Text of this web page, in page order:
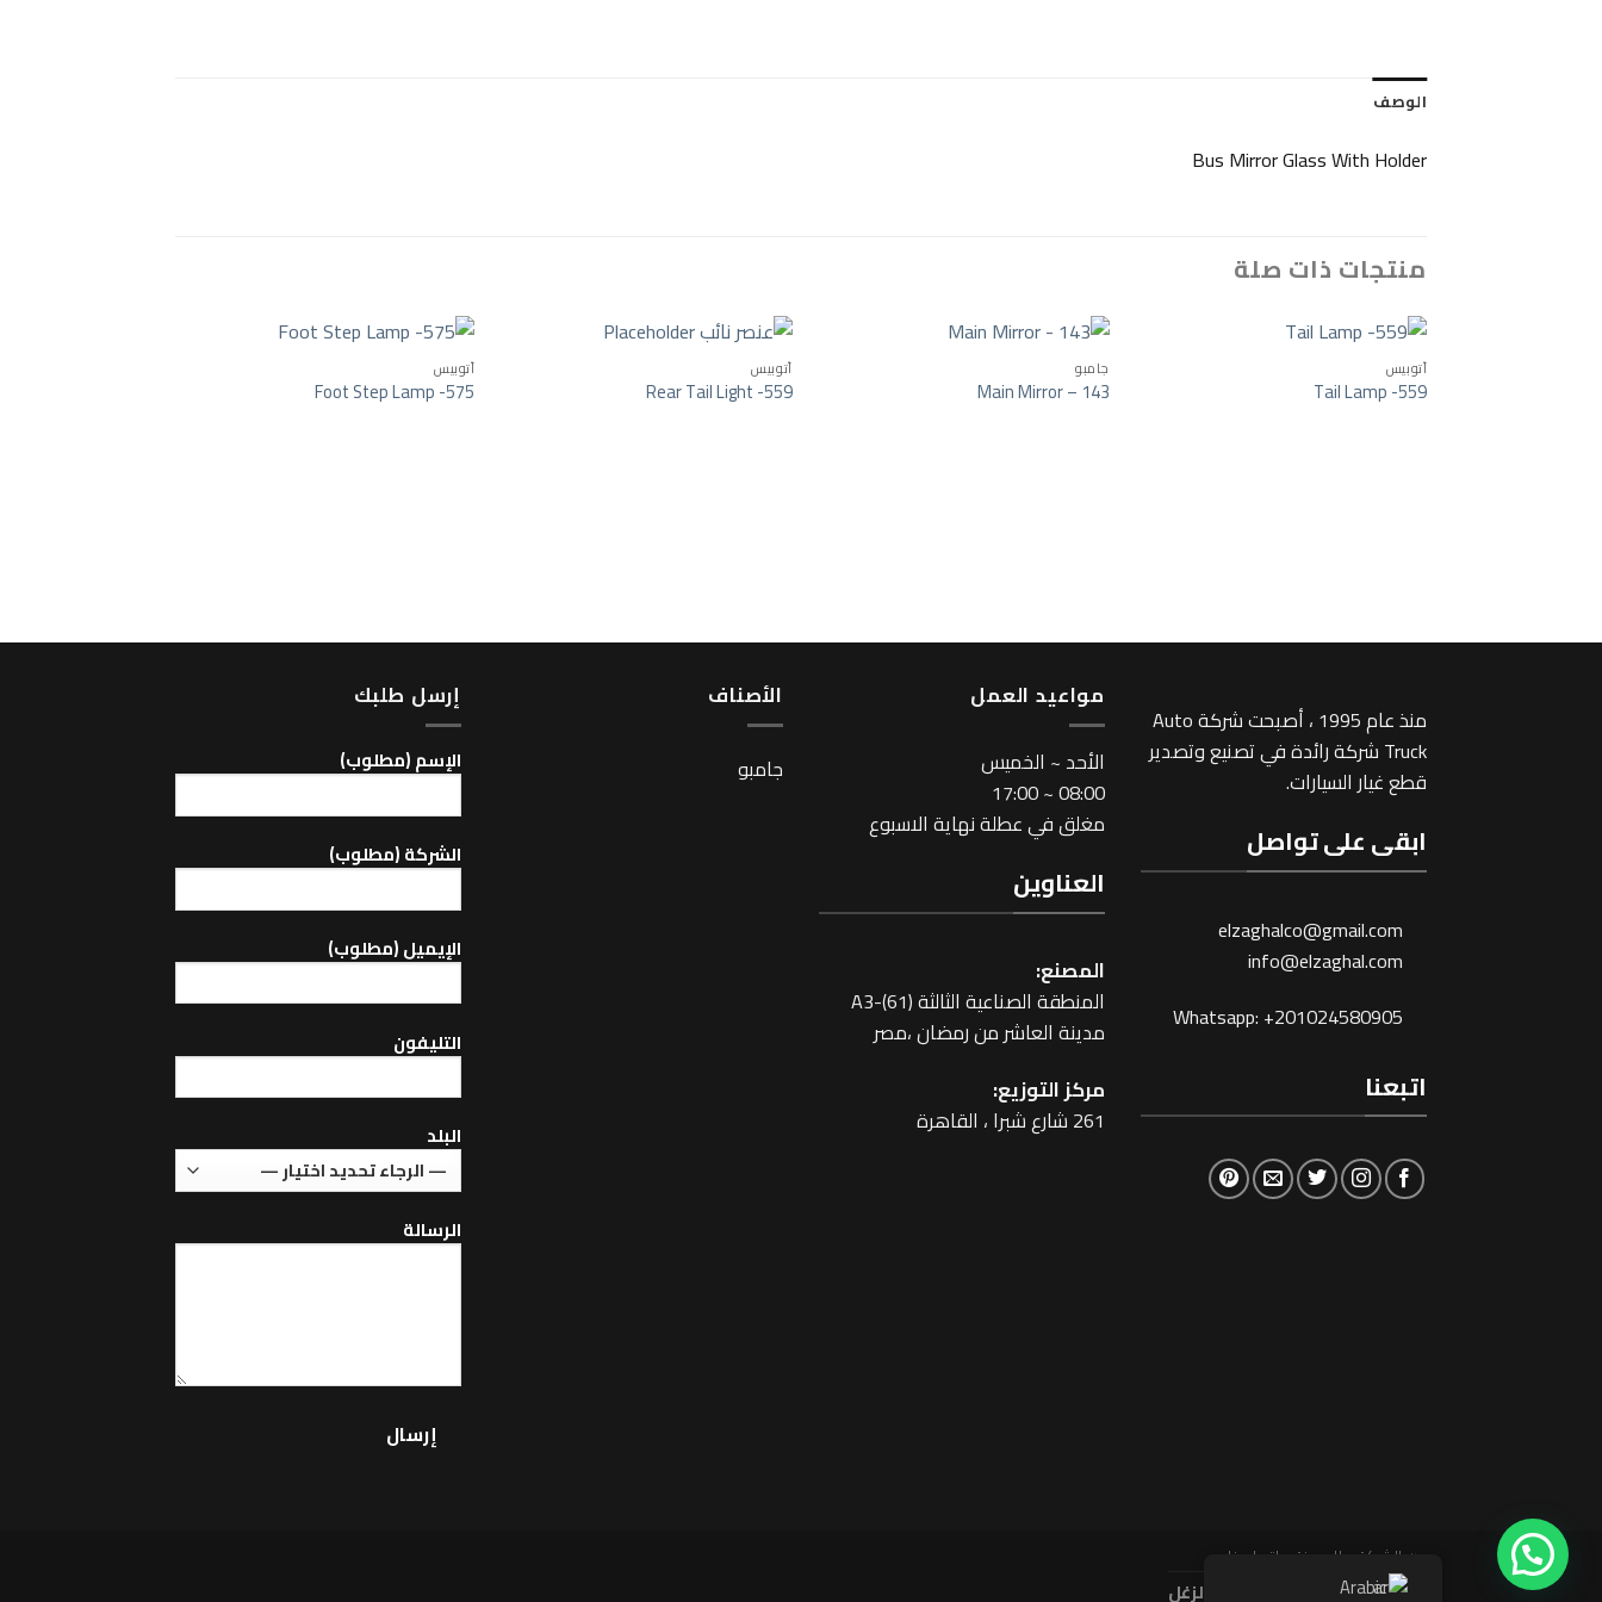
الوصف
Bus Mirror Glass With Holder
منتجات ذات صلة
Add to wishlist
أتوبيس
Tail Lamp -559
Add to wishlist
جامبو
Main Mirror – 143
Add to wishlist
أتوبيس
Rear Tail Light -559
أتوبيس
Foot Step Lamp -575
منذ عام 1995 ، أصبحت شركة Auto
Truck شركة رائدة في تصنيع وتصدير
قطع غيار السيارات.
ابقى على تواصل
elzaghalco@gmail.com
info@elzaghal.com
Whatsapp: +201024580905
اتبعنا
مواعيد العمل
اﻷحد ~ الخميس
08:00 ~ 17:00
مغلق في عطلة نهاية الاسبوع
العناوين
المصنع:
المنطقة الصناعية الثالثة A3-(61)
مدينة العاشر من رمضان ،مصر
مركز التوزيع:
261 شارع شبرا ، القاهرة
اﻷصناف
جامبو
إرسل طلبك
اﻹسم (مطلوب)
الشركة (مطلوب)
اﻹيميل (مطلوب)
التليفون
البلد
الرسالة
عن الشركة المدونة اتصل بنا
حقوق النشر محفوظة 2026 © الزغل Arabic